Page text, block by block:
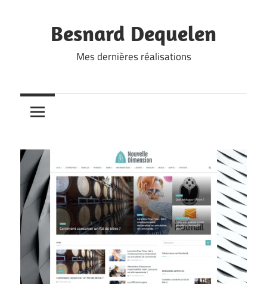
contentBesnard Dequelen
Mes dernières réalisations